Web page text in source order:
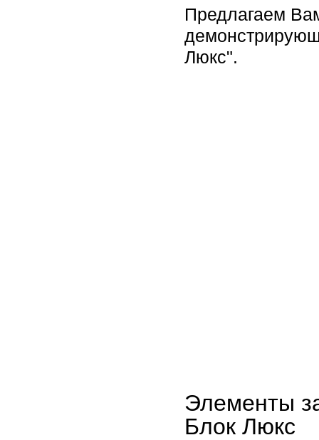
Предлагаем
Люкс".
Элементы
Блок Люкс